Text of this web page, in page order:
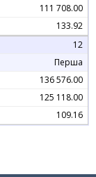
111 708.00
133.92
12
Перша
136 576.00
125 118.00
109.16